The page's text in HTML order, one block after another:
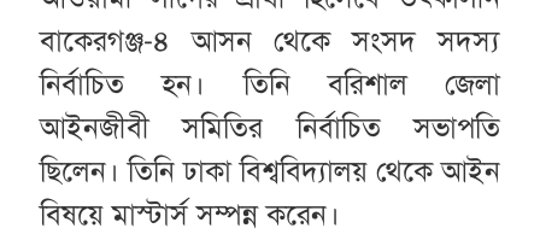
বাকেরগঞ্জ-৪ আসন থেকে সংসদ সদস্য
নির্বাচিত হন। তিনি বরিশাল জেলা
আইনজীবী সমিতির নির্বাচিত সভাপতি
ছিলেন। তিনি ঢাকা বিশ্ববিদ্যালয় থেকে আইন
বিষয়ে মাস্টার্স সম্পন্ন করেন।